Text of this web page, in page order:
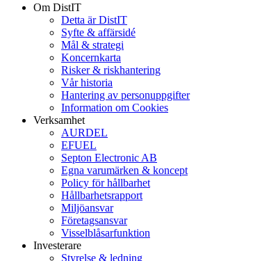
Om DistIT
Detta är DistIT
Syfte & affärsidé
Mål & strategi
Koncernkarta
Risker & riskhantering
Vår historia
Hantering av personuppgifter
Information om Cookies
Verksamhet
AURDEL
EFUEL
Septon Electronic AB
Egna varumärken & koncept
Policy för hållbarhet
Hållbarhetsrapport
Miljöansvar
Företagsansvar
Visselblåsarfunktion
Investerare
Styrelse & ledning